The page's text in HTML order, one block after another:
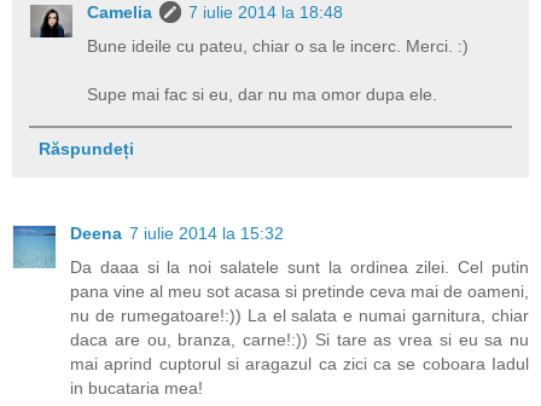
Camelia
7 iulie 2014 la 18:48
Bune ideile cu pateu, chiar o sa le incerc. Merci. :)
Supe mai fac si eu, dar nu ma omor dupa ele.
Răspundeți
Deena 7 iulie 2014 la 15:32
Da daaa si la noi salatele sunt la ordinea zilei. Cel putin
pana vine al meu sot acasa si pretinde ceva mai de oameni,
nu de rumegatoare!:)) La el salata e numai garnitura, chiar
daca are ou, branza, carne!:)) Si tare as vrea si eu sa nu
mai aprind cuptorul si aragazul ca zici ca se coboara Iadul
in bucataria mea!